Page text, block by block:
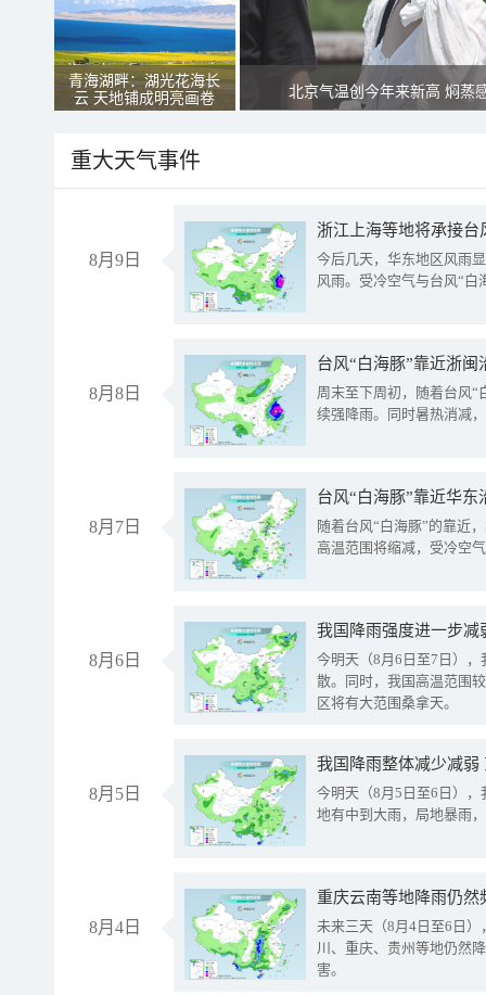
青海湖畔：湖光花海长
云 天地铺成明亮画卷
北京气温创今年来新高 焖蒸
重大天气事件
8月9日
浙江上海等地将承接台
今后几天，华东地区风雨
风雨。受冷空气与台风“白
8月8日
台风“白海豚”靠近浙
周末至下周初，随着台风“
续强降雨。同时暑热消减
8月7日
台风“白海豚”靠近华
随着台风“白海豚”的靠近
高温范围将缩减，受冷空
8月6日
今明天（8月6日至7日）
散。同时，我国高温范围
区将有大范围桑拿天。
8月5日
我国降雨整体减少减弱
今明天（8月5日至6日）
地有中到大雨，局地暴雨
8月4日
重庆云南等地降雨仍然
未来三天（8月4日至6日
川、重庆、贵州等地仍然
害。